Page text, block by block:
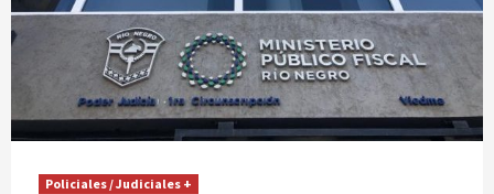
Policiales / Judiciales +